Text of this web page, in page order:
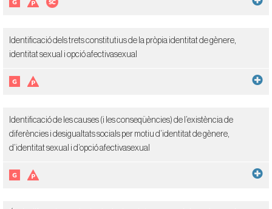
Identificació dels trets constitutius de la pròpia identitat de gènere,
identitat sexual i opció afectivasexual
Identificació de les causes (i les conseqüències) de l’existència de
diferències i desigualtats socials per motiu d’identitat de gènere,
d’identitat sexual i d’opció afectivasexual